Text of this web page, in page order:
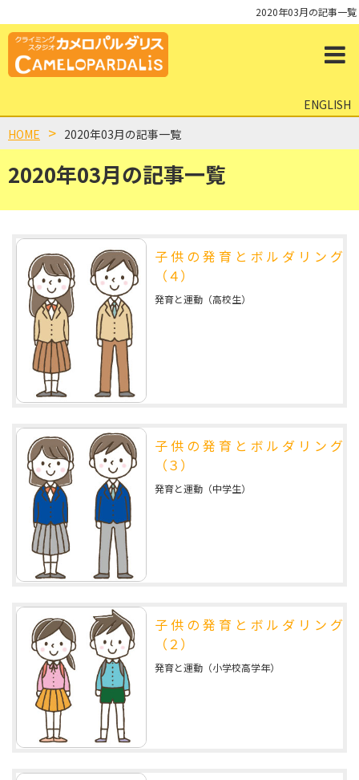
2020年03月の記事一覧
ENGLISH
2020年03月の記事一覧
HOME 2020年03月の記事一覧
子供の発育とボルダリング
（４）
発育と運動（高校生）
子供の発育とボルダリング
（３）
発育と運動（中学生）
子供の発育とボルダリング
（２）
発育と運動（小学校高学年）